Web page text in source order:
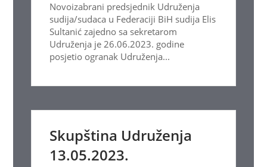
Novoizabrani predsjednik Udruženja
sudija/sudaca u Federaciji BiH sudija Elis
Sultanić zajedno sa sekretarom
Udruženja je 26.06.2023. godine
posjetio ogranak Udruženja...
Skupština Udruženja
13.05.2023.